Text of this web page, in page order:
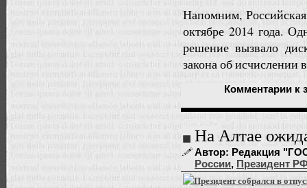
Напомним,
октябре 2014 года.
решение вызвало
закона об исчислении
Комментарии к
На Алтае
Автор: Редакция
России, Президент